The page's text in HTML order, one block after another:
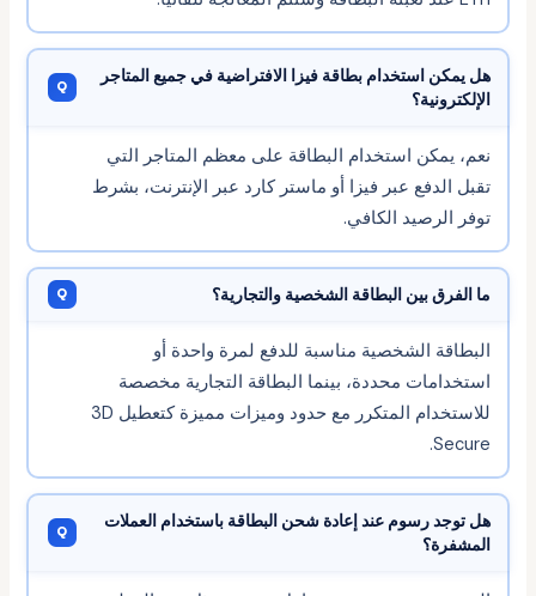
هل يمكن استخدام بطاقة فيزا الافتراضية في جميع المتاجر
الإلكترونية؟
نعم، يمكن استخدام البطاقة على معظم المتاجر التي
تقبل الدفع عبر فيزا أو ماستر كارد عبر الإنترنت، بشرط
توفر الرصيد الكافي.
ما الفرق بين البطاقة الشخصية والتجارية؟
البطاقة الشخصية مناسبة للدفع لمرة واحدة أو
استخدامات محددة، بينما البطاقة التجارية مخصصة
للاستخدام المتكرر مع حدود وميزات مميزة كتعطيل 3D
Secure.
هل توجد رسوم عند إعادة شحن البطاقة باستخدام العملات
المشفرة؟